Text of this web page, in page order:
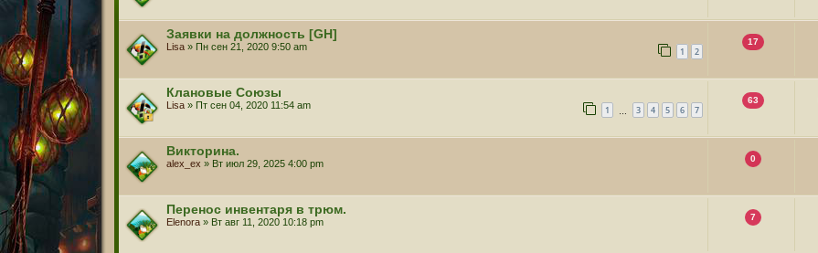
Заявки на должность [GH]
Lisa» Пн сен 21, 2020 9:50 am 1 2
17
Клановые Союзы
Lisa» Пт сен 04, 2020 11:54 am 1 3 4 5 6 7
63
Викторина.
alex_ex » Вт июл 29, 2025 4:00 pm 0
Перенос инвентаря в трюм.
Elenora» Вт авг 11, 2020 10:18 pm 7